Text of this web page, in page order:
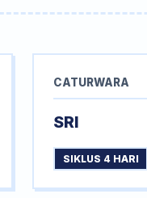
CATURWARA
SRI
SIKLUS 4 HARI